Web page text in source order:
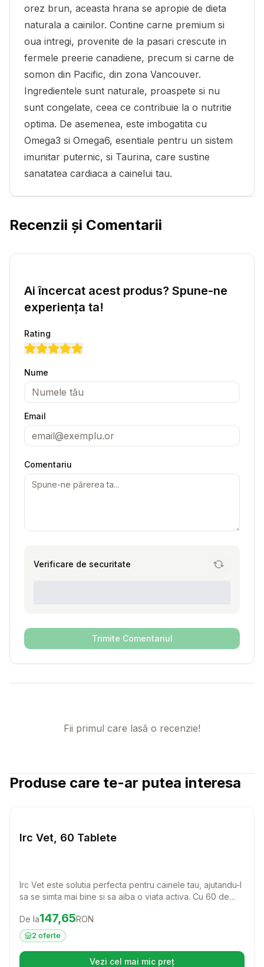
orez brun, aceasta hrana se apropie de dieta
naturala a cainilor. Contine carne premium si
oua intregi, provenite de la pasari crescute in
fermele preerie canadiene, precum si carne de
somon din Pacific, din zona Vancouver.
Ingredientele sunt naturale, proaspete si nu
sunt congelate, ceea ce contribuie la o nutritie
optima. De asemenea, este imbogatita cu
Omega3 si Omega6, esentiale pentru un sistem
imunitar puternic, si Taurina, care sustine
sanatatea cardiaca a cainelui tau.
Recenzii și Comentarii
Ai încercat acest produs? Spune-ne
experiența ta!
Rating
Nume
Email
Comentariu
Verificare de securitate
Trimite Comentariul
Fii primul care lasă o recenzie!
Produse care te-ar putea interesa
Irc Vet, 60 Tablete
Irc Vet este solutia perfecta pentru cainele tau, ajutandu-l
sa se simta mai bine si sa aiba o viata activa. Cu 60 de
pentru a oferi suport si confort patrupedului tau.
Preț:147.65 RON
De la147,65RON
2 oferte
Vezi cel mai mic preț